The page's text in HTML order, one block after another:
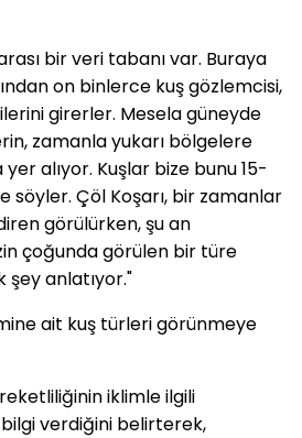
bir veri tabanı var. Buraya
on binlerce kuş gözlemcisi,
girerler. Mesela güneyde
zamanla yukarı bölgelere
yer alıyor. Kuşlar bize bunu 15-
söyler. Çöl Koşarı, bir zamanlar
görülürken, şu an
çoğunda görülen bir türe
şey anlatıyor."
ait kuş türleri görünmeye
iklimle ilgili
verdiğini belirterek,